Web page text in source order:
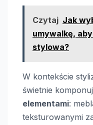
Czytaj Jak
umywalkę,
stylowa?
W kontekście
świetnie
elementami:
teksturowanymi